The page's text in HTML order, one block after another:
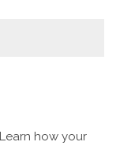
Learn how your